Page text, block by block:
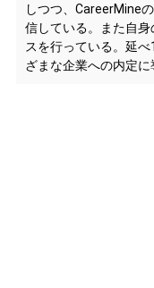
しつつ、CareerMine
信している。また自
スを行っている。延
ざまな企業への内定に